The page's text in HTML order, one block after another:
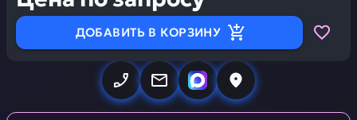
ДОБАВИТЬ В КОРЗИНУ